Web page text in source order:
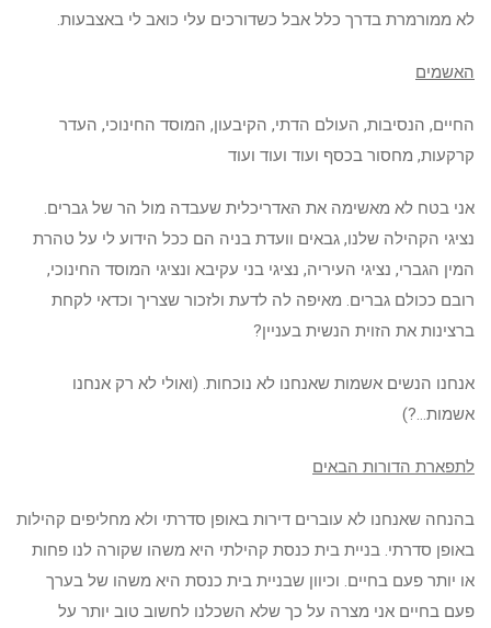
לא ממורמרת בדרך כלל אבל כשדורכים עלי כואב לי באצבעות.
האשמים
החיים, הנסיבות, העולם הדתי, הקיבעון, המוסד החינוכי, העדר
קרקעות, מחסור בכסף ועוד ועוד ועוד
אני בטח לא מאשימה את האדריכלית שעבדה מול הר של גברים.
נציגי הקהילה שלנו, גבאים וועדת בניה הם ככל הידוע לי על טהרת
המין הגברי, נציגי העיריה, נציגי בני עקיבא ונציגי המוסד החינוכי,
רובם ככולם גברים. מאיפה לה לדעת ולזכור שצריך וכדאי לקחת
ברצינות את הזוית הנשית בעניין?
אנחנו הנשים אשמות שאנחנו לא נוכחות. (ואולי לא רק אנחנו
אשמות…?)
לתפארת הדורות הבאים
בהנחה שאנחנו לא עוברים דירות באופן סדרתי ולא מחליפים קהילות
באופן סדרתי. בניית בית כנסת קהילתי היא משהו שקורה לנו פחות
או יותר פעם בחיים. וכיוון שבניית בית כנסת היא משהו של בערך
פעם בחיים אני מצרה על כך שלא השכלנו לחשוב טוב יותר על